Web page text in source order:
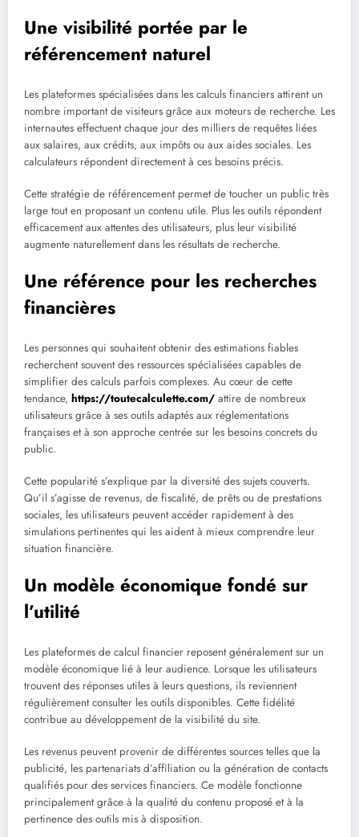
Une visibilité portée par le
référencement naturel
Les plateformes spécialisées dans les calculs financiers attirent un
nombre important de visiteurs grâce aux moteurs de recherche. Les
internautes effectuent chaque jour des milliers de requêtes liées
aux salaires, aux crédits, aux impôts ou aux aides sociales. Les
calculateurs répondent directement à ces besoins précis.
Cette stratégie de référencement permet de toucher un public très
large tout en proposant un contenu utile. Plus les outils répondent
efficacement aux attentes des utilisateurs, plus leur visibilité
augmente naturellement dans les résultats de recherche.
Une référence pour les recherches
financières
Les personnes qui souhaitent obtenir des estimations fiables
recherchent souvent des ressources spécialisées capables de
simplifier des calculs parfois complexes. Au cœur de cette
tendance, https://toutecalculette.com/ attire de nombreux
utilisateurs grâce à ses outils adaptés aux réglementations
françaises et à son approche centrée sur les besoins concrets du
public.
Cette popularité s’explique par la diversité des sujets couverts.
Qu’il s’agisse de revenus, de fiscalité, de prêts ou de prestations
sociales, les utilisateurs peuvent accéder rapidement à des
simulations pertinentes qui les aident à mieux comprendre leur
situation financière.
Un modèle économique fondé sur
l’utilité
Les plateformes de calcul financier reposent généralement sur un
modèle économique lié à leur audience. Lorsque les utilisateurs
trouvent des réponses utiles à leurs questions, ils reviennent
régulièrement consulter les outils disponibles. Cette fidélité
contribue au développement de la visibilité du site.
Les revenus peuvent provenir de différentes sources telles que la
publicité, les partenariats d’affiliation ou la génération de contacts
qualifiés pour des services financiers. Ce modèle fonctionne
principalement grâce à la qualité du contenu proposé et à la
pertinence des outils mis à disposition.